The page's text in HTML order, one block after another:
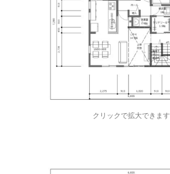
クリックで拡大できます